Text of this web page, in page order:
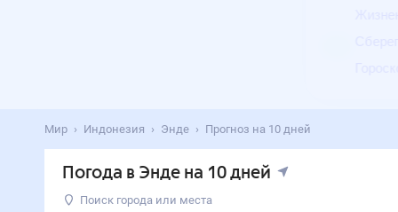
Мир Индонезия Энде Прогноз на 10 дней
Погода в Энде на 10 дней
Поиск города или места